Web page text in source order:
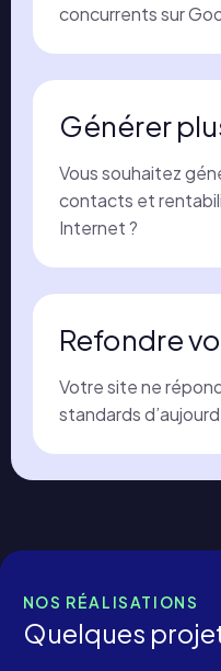
concurrents sur
Générer
Vous souhaitez
contacts et
Internet ?
Refondre
Votre site ne
standards
NOS RÉALISATIONS
Quelques